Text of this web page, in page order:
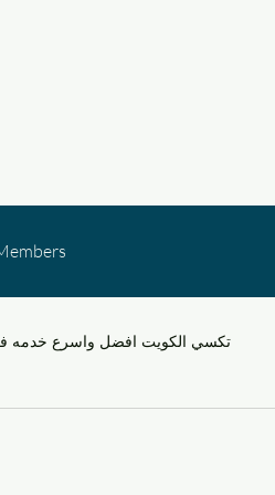
تكسي الكويت افضل واسرع خدمه